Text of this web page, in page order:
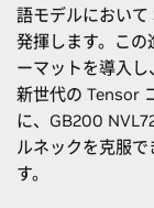
語モデルにおい
発揮します。この
ーマットを導入
新世代の Tensor
に、GB200
ルネックを克服で
す。